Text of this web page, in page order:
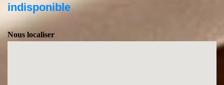
indisponible
Nous localiser